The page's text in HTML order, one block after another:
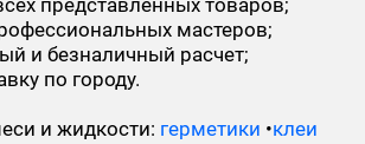
представленных товаров;
мастеров;
и безналичный расчет;
по городу.
и жидкости: герметики •клеи